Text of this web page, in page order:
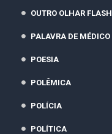
OUTRO OLHAR FLASH
PALAVRA DE MÉDICO
POESIA
POLÊMICA
POLÍCIA
POLÍTICA